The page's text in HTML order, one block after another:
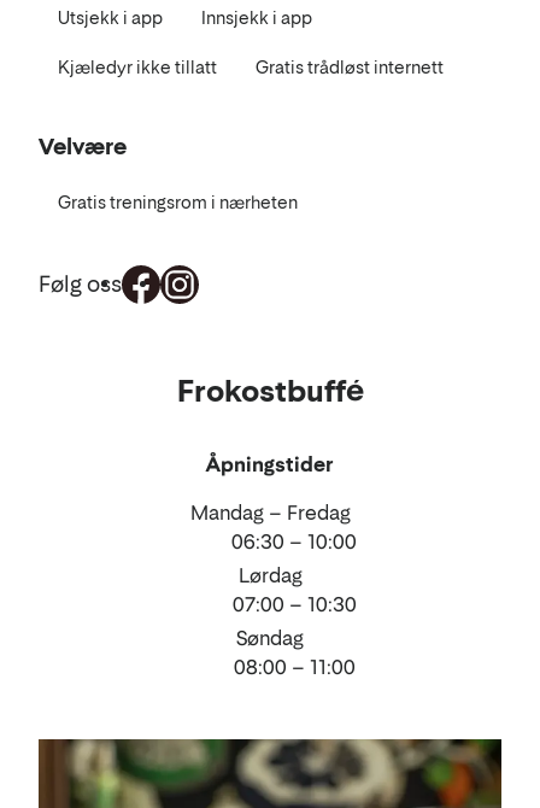
Utsjekk i app Innsjekk i app
Kjæledyr ikke tillatt Gratis trådløst internett
Velvære
Gratis treningsrom i nærheten
Følg oss
Frokostbuffé
Åpningstider
Mandag – Fredag
06:30 – 10:00
Lørdag
07:00 – 10:30
Søndag
08:00 – 11:00